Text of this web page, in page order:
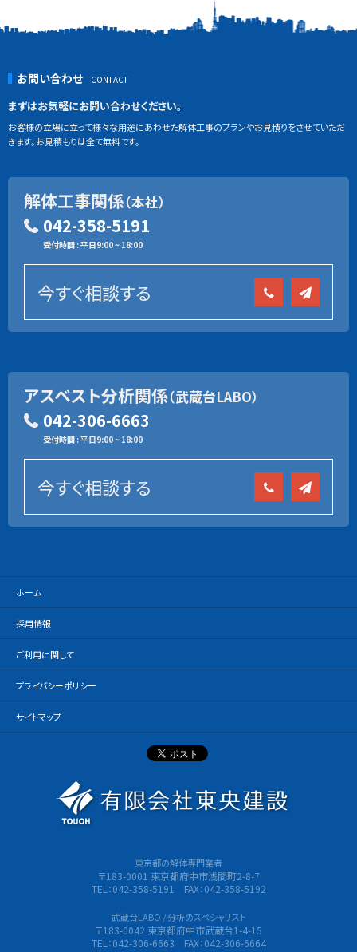
お問い合わせ
まずはお気軽にお問い合わせください。
お客様の立場に立って様々な用途にあわせた解体工事のプランやお見積りをさせていただ
きます。お見積もりは全て無料です。
解体工事関係（本社）
042-358-5191
受付時間 : 平日9:00 ~ 18:00
今すぐ相談する
アスベスト分析関係（武蔵台LABO）
042-306-6663
受付時間 : 平日9:00 ~ 18:00
今すぐ相談する
ホーム
採用情報
ご利用に関して
プライバシーポリシー
サイトマップ
東京都の解体専門業者
〒183-0001 東京都府中市浅間町2-8-7
TEL：042-358-5191 FAX：042-358-5192
武蔵台LABO / 分析のスペシャリスト
〒183-0042 東京都府中市武蔵台1-4-15
TEL：042-306-6663 FAX：042-306-6664